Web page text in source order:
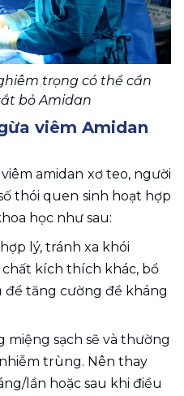
trọng có thể cần
bỏ Amidan
viêm Amidan
amidan xơ teo, người
thói quen sinh hoạt hợp
học như sau:
lý, tránh xa khói
kích thích khác, bổ
tăng cường đề kháng
miệng sạch sẽ và thường
trùng. Nên thay
lần hoặc sau khi điều